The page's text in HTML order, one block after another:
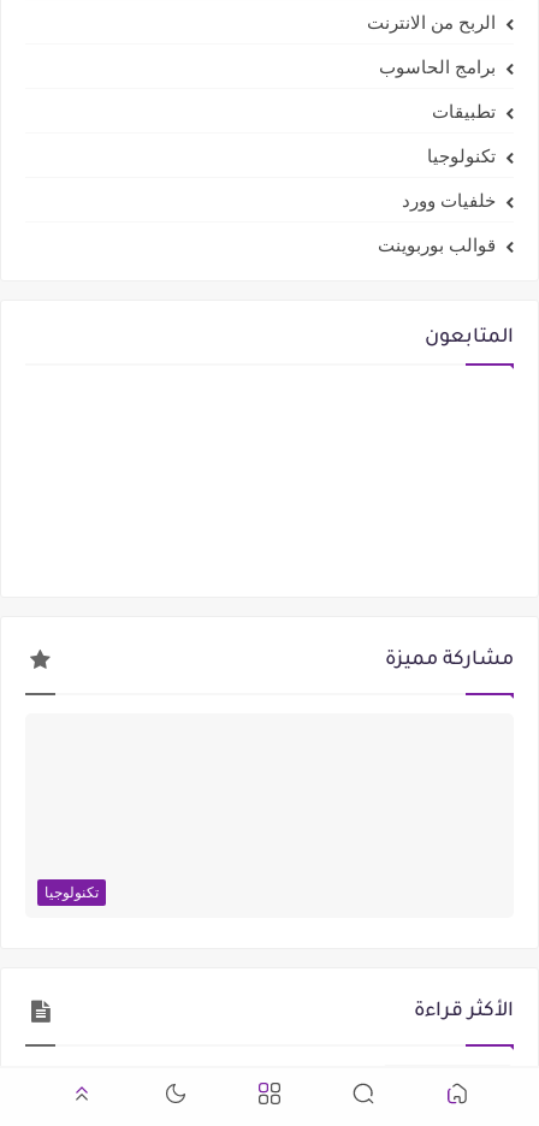
الربح من الانترنت
برامج الحاسوب
تطبيقات
تكنولوجيا
خلفيات وورد
قوالب بوربوينت
المتابعون
مشاركة مميزة
تكنولوجيا
الأكثر قراءة
مكتبة البرومبتات - متجدد